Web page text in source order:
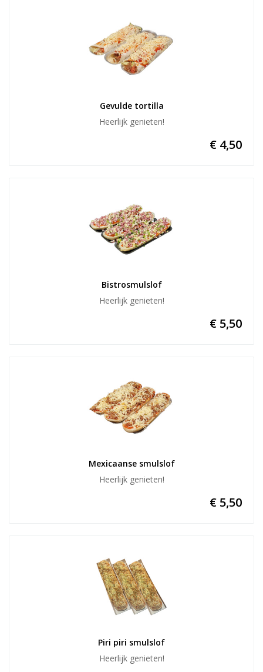
Gevulde tortilla
Heerlijk genieten!
€ 4,50
Bistrosmulslof
Heerlijk genieten!
€ 5,50
Mexicaanse smulslof
Heerlijk genieten!
€ 5,50
Piri piri smulslof
Heerlijk genieten!